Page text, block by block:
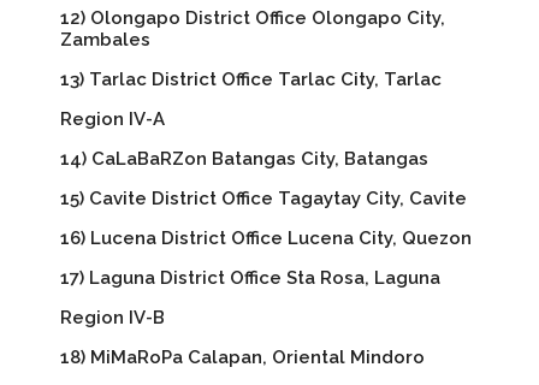
12) Olongapo District Office Olongapo City,
Zambales
13) Tarlac District Office Tarlac City, Tarlac
Region IV-A
14) CaLaBaRZon Batangas City, Batangas
15) Cavite District Office Tagaytay City, Cavite
16) Lucena District Office Lucena City, Quezon
17) Laguna District Office Sta Rosa, Laguna
Region IV-B
18) MiMaRoPa Calapan, Oriental Mindoro